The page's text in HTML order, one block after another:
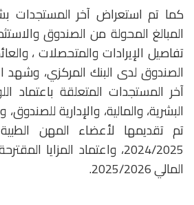
كما تم استعراض آخر المستجدات
المبالغ المحولة من الصندوق
تفاصيل الإيرادات والمتحصلات ،
الصندوق لدى البنك المركزي، وشهد
آخر المستجدات المتعلقة باعتماد
البشرية، والمالية، والإدارية للصندوق،
تم تقديمها لأعضاء المهن
2024/2025، واعتماد المزايا
المالي 2025/2026.